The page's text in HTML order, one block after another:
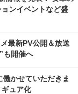
ンイベントなど盛
最新PV公開＆放送
も開催へ
働かせていただきま
ュア化